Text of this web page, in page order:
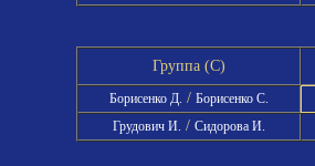
Группа (C)
Борисенко Д. / Борисенко С.
Грудович И. / Сидорова И.